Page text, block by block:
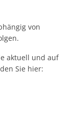
von
aktuell und auf
Sie hier: